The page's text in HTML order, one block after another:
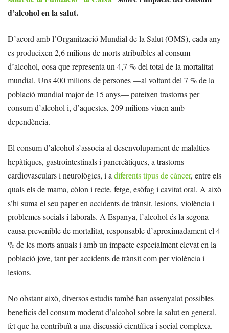
d’alcohol en la salut.
D’acord amb l’Organització Mundial de la Salut (OMS), cada any
es produeixen 2,6 milions de morts atribuïbles al consum
d’alcohol, cosa que representa un 4,7 % del total de la mortalitat
mundial. Uns 400 milions de persones —al voltant del 7 % de la
població mundial major de 15 anys— pateixen trastorns per
consum d’alcohol i, d’aquestes, 209 milions viuen amb
dependència.
El consum d’alcohol s’associa al desenvolupament de malalties
hepàtiques, gastrointestinals i pancreàtiques, a trastorns
cardiovasculars i neurològics, i a diferents tipus de càncer, entre els
quals els de mama, còlon i recte, fetge, esòfag i cavitat oral. A això
s’hi suma el seu paper en accidents de trànsit, lesions, violència i
problemes socials i laborals. A Espanya, l’alcohol és la segona
causa prevenible de mortalitat, responsable d’aproximadament el 4
% de les morts anuals i amb un impacte especialment elevat en la
població jove, tant per accidents de trànsit com per violència i
lesions.
No obstant això, diversos estudis també han assenyalat possibles
beneficis del consum moderat d’alcohol sobre la salut en general,
fet que ha contribuït a una discussió científica i social complexa.